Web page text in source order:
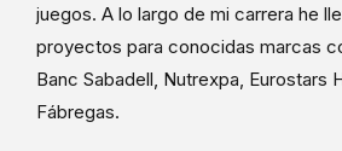
juegos. A lo largo de mi carrera he
proyectos para conocidas marcas
Banc Sabadell, Nutrexpa, Eurostars
Fábregas.